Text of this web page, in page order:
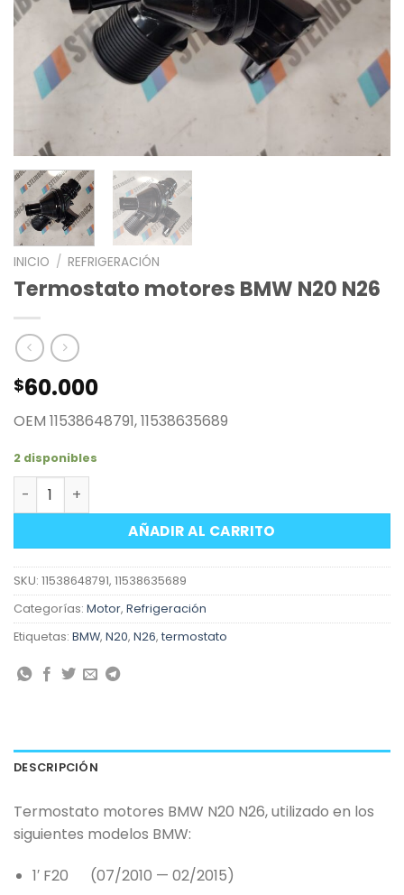
INICIO / REFRIGERACIÓN
Termostato motores BMW N20 N26
$60.000
OEM 11538648791, 11538635689
2 disponibles
Termostato motores BMW N20 N26 cantidad
AÑADIR AL CARRITO
SKU: 11538648791, 11538635689
Categorías: Motor, Refrigeración
Etiquetas: BMW, N20, N26, termostato
DESCRIPCIÓN
Termostato motores BMW N20 N26, utilizado en los
siguientes modelos BMW:
1′ F20 (07/2010 — 02/2015)